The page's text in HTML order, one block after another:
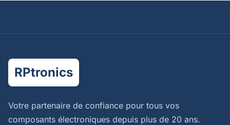
RPtronics
Votre partenaire de confiance pour tous vos
composants électroniques depuis plus de 20 ans.